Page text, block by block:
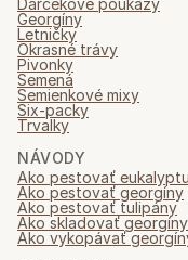
Darčekové poukazy
Georgíny
Letničky
Okrasné trávy
Pivonky
Semená
Semienkové mixy
Six-packy
Trvalky
NÁVODY
Ako pestovať
Ako pestovať georgíny
Ako pestovať tulipány
Ako skladovať georgíny
Ako vykopávať